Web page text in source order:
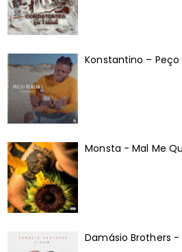
Konstantino – Peço
Monsta - Mal Me
Damásio Brothers -